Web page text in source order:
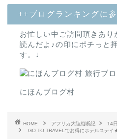
++ブログランキングに
お忙しい中ご訪問頂きあり
読んだよ♪の印にポチっと
す。↓
にほんブログ村
HOME アフリカ大陸縦断記
14
GO TO TRAVELでお得にホテルステイ